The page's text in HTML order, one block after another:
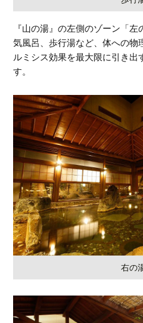
『山の湯』の左側のゾーン「
気風呂、歩行湯など、体への物
ルミシス効果を最大限に引き出
す。
右の